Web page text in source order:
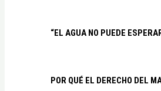
“EL AGUA NO PUEDE
POR QUÉ EL DERECHO DEL